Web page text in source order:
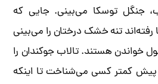
جنگل توسکا می‌بینی. جایی که
رفته‌اند تنه خشک درختان را می‌بینی
خواندن هستند. تالاب جوکندان را
کمتر کسی می‌شناخت تا اینکه